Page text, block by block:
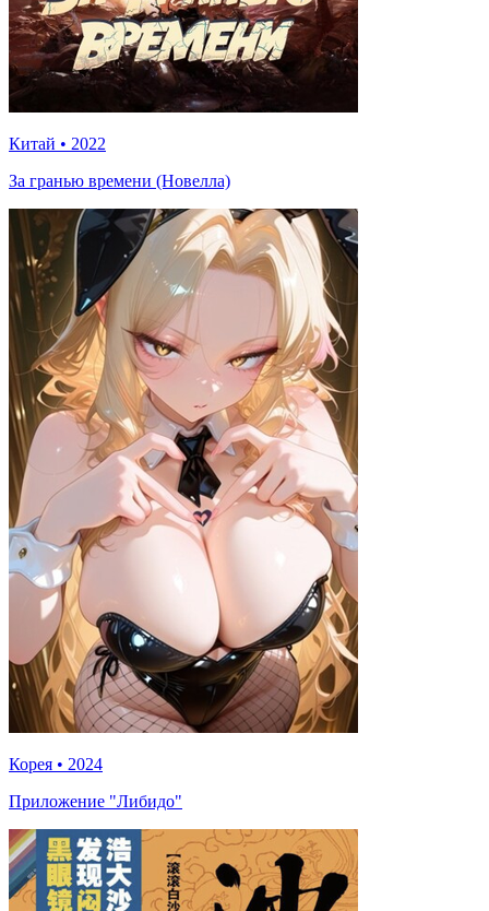
Китай • 2022
За гранью времени (Новелла)
Корея • 2024
Приложение "Либидо"